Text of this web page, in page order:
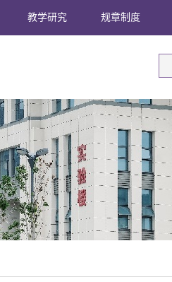
教学研究 规章制度